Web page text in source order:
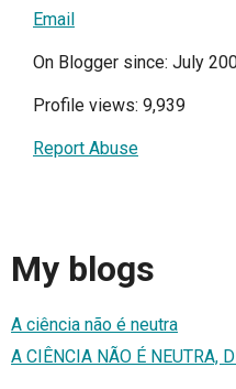
Email
On Blogger since: July
Profile views: 9,939
Report Abuse
My blogs
A ciência não é neutra
A CIÊNCIA NÃO É NEUTRA,